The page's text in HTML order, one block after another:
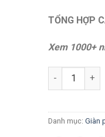
TỔNG HỢP
Xem 1000+
Giàn phơi
Danh mục:Giàn